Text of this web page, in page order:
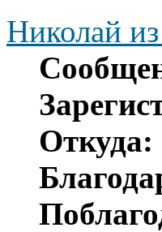
Николай
Откуда: